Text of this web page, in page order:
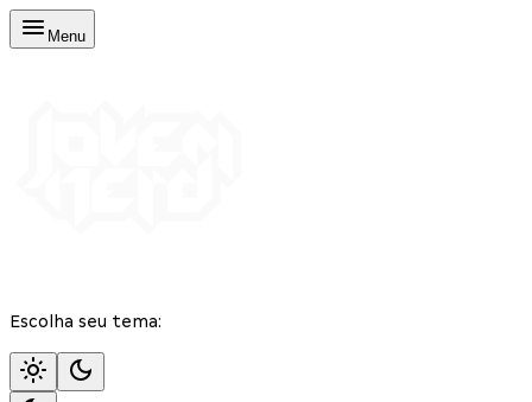
Menu
Escolha seu tema: